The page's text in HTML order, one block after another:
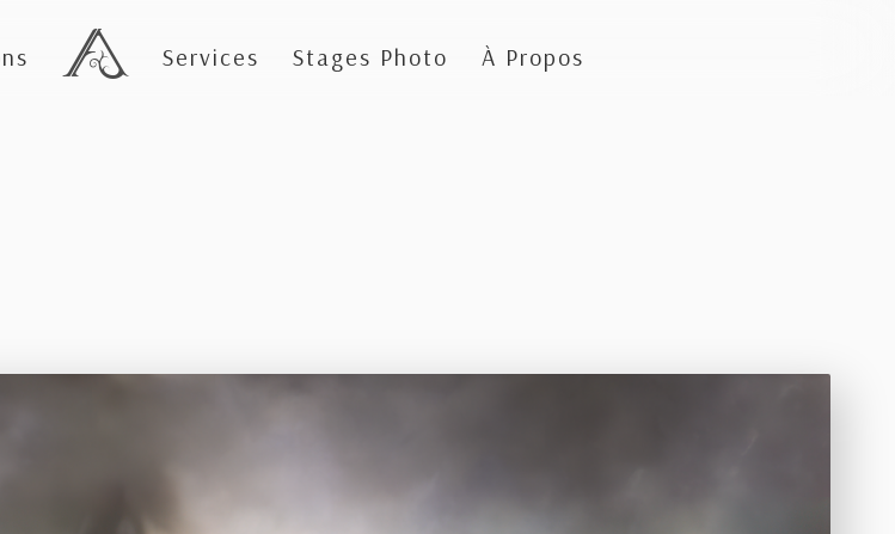
Services Stages Photo À Propos